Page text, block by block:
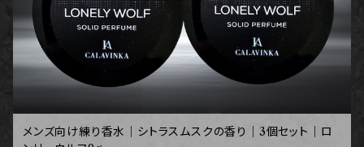
メンズ向け練り香水｜シトラスムスクの香り｜3個セット｜ロ